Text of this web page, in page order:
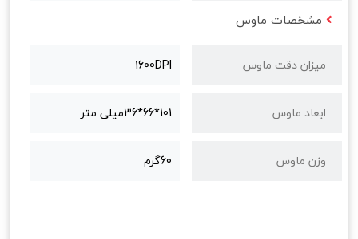
مشخصات ماوس
میزان دقت ماوس 1600DPI
ابعاد ماوس 101*66*36میلی متر
وزن ماوس 60گرم